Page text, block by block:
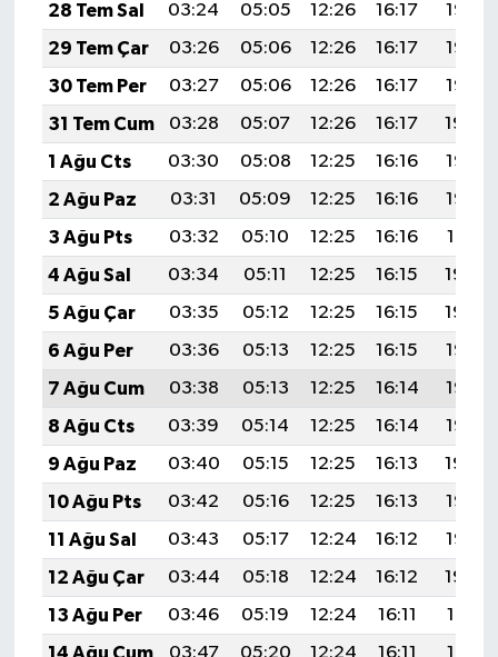
28 Tem Sal
03:24 05:05 12:26 16:17
19:37
29 Tem Çar
03:26 05:06 12:26 16:17
19:36
30 Tem Per
03:27 05:06 12:26 16:17
19:35
31 Tem Cum
03:28 05:07 12:26 16:17
19:34
1 Ağu Cts
03:30 05:08 12:25 16:16
19:33
2 Ağu Paz
03:31 05:09 12:25 16:16
19:32
3 Ağu Pts
03:32 05:10 12:25 16:16
19:31
4 Ağu Sal
03:34 05:11 12:25 16:15
19:30
5 Ağu Çar
03:35 05:12 12:25 16:15
19:29
6 Ağu Per
03:36 05:13 12:25 16:15
19:28
7 Ağu Cum
03:38 05:13 12:25 16:14
19:26
8 Ağu Cts
03:39 05:14 12:25 16:14
19:25
9 Ağu Paz
03:40 05:15 12:25 16:13
19:24
10 Ağu Pts
03:42 05:16 12:25 16:13
19:23
11 Ağu Sal
03:43 05:17 12:24 16:12
19:22
12 Ağu Çar
03:44 05:18 12:24 16:12
19:20
13 Ağu Per
03:46 05:19 12:24 16:11
19:19